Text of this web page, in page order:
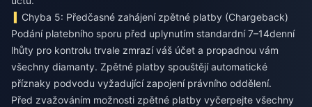
Chyba 5: Předčasné zahájení zpětné platby (Chargeback)
Podání platebního sporu před uplynutím standardní 7–14denní
lhůty pro kontrolu trvale zmrazí váš účet a propadnou vám
všechny diamanty. Zpětné platby spouštějí automatické
příznaky podvodu vyžadující zapojení právního oddělení.
Před zvažováním možnosti zpětné platby vyčerpejte všechny